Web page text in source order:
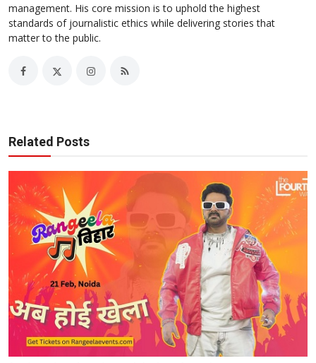
management. His core mission is to uphold the highest
standards of journalistic ethics while delivering stories that
matter to the public.
Related Posts